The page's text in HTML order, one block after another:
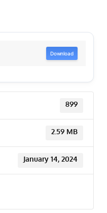
Download
899
2.59 MB
January 14, 2024